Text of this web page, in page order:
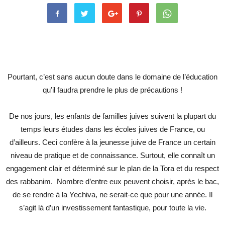
Pourtant, c’est sans aucun doute dans le domaine de l’éducation
qu’il faudra prendre le plus de précautions !
De nos jours, les enfants de familles juives suivent la plupart du
temps leurs études dans les écoles juives de France, ou
d’ailleurs. Ceci confère à la jeunesse juive de France un certain
niveau de pratique et de connaissance. Surtout, elle connaît un
engagement clair et déterminé sur le plan de la Tora et du respect
des rabbanim. Nombre d’entre eux peuvent choisir, après le bac,
de se rendre à la Yechiva, ne serait-ce que pour une année. Il
s’agit là d’un investissement fantastique, pour toute la vie.